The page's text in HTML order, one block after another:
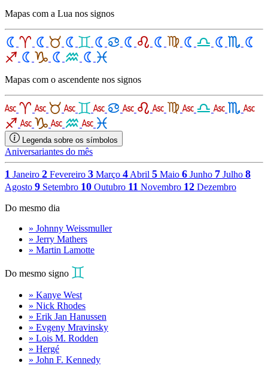
Mapas com a Lua nos signos
Mapas com o ascendente nos signos
Legenda sobre os símbolos
Aniversariantes do mês
1 Janeiro 2 Fevereiro 3 Março 4 Abril 5 Maio 6 Junho 7 Julho 8
Agosto 9 Setembro 10 Outubro 11 Novembro 12 Dezembro
Do mesmo dia
» Johnny Weissmuller
» Jerry Mathers
» Martin Lamotte
Do mesmo signo
» Kanye West
» Nick Rhodes
» Erik Jan Hanussen
» Evgeny Mravinsky
» Lois M. Rodden
» Hergé
» John F. Kennedy